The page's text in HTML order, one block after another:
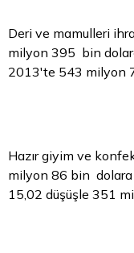
Deri ve mamulleri
milyon 395 bin
2013'te 543 milyon
Hazır giyim ve
milyon 86 bin dolara
15,02 düşüşle 351